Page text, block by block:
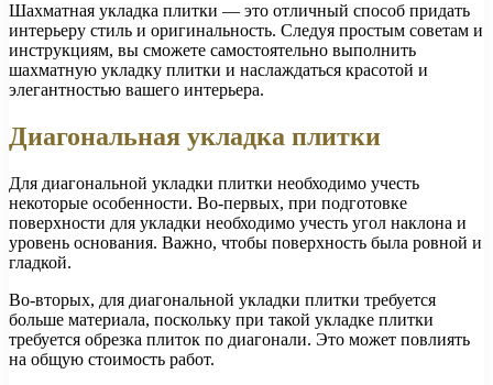
Шахматная укладка плитки — это отличный способ придать
интерьеру стиль и оригинальность. Следуя простым советам и
инструкциям, вы сможете самостоятельно выполнить
шахматную укладку плитки и наслаждаться красотой и
элегантностью вашего интерьера.
Диагональная укладка плитки
Для диагональной укладки плитки необходимо учесть
некоторые особенности. Во-первых, при подготовке
поверхности для укладки необходимо учесть угол наклона и
уровень основания. Важно, чтобы поверхность была ровной и
гладкой.
Во-вторых, для диагональной укладки плитки требуется
больше материала, поскольку при такой укладке плитки
требуется обрезка плиток по диагонали. Это может повлиять
на общую стоимость работ.